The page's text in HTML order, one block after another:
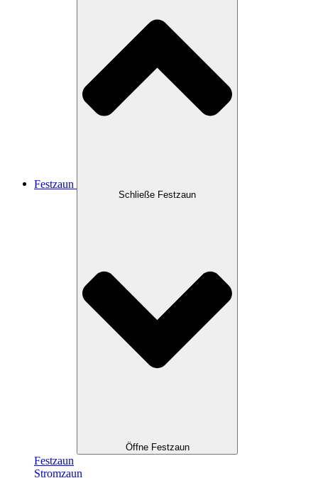
Festzaun
Schließe Festzaun
Öffne Festzaun
Festzaun
Stromzaun